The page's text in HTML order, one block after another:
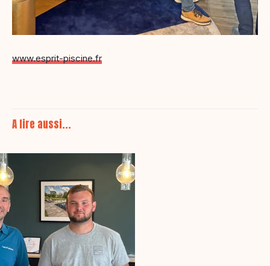
www.esprit-piscine.fr
A lire aussi...